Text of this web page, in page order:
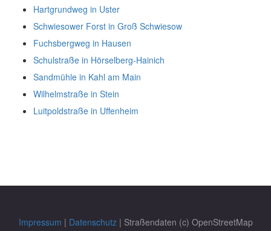
Hartgrundweg in Uster
Schwiesower Forst in Groß Schwiesow
Fuchsbergweg in Hausen
Schulstraße in Hörselberg-Hainich
Sandmühle in Kahl am Main
Wilhelmstraße in Stein
Luitpoldstraße in Uffenheim
Impressum | Datenschutz| Straßendaten (c) OpenStreetMap